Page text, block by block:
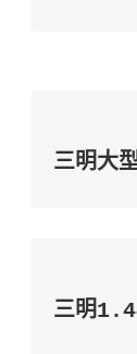
三明大
三明